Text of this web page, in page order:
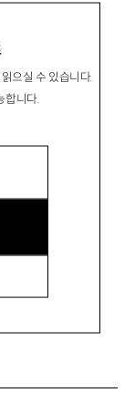
으실 수 있습니다.
합니다.